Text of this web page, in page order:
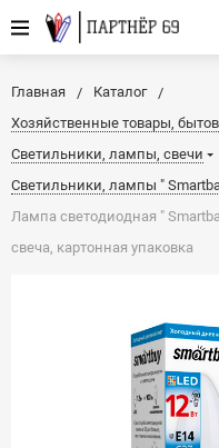
Главная
Каталог
Хозяйственные товары,
Светильники, лампы, свечи
Светильники, лампы "
Лампа светодиодная "
свеча, картонная упаковка